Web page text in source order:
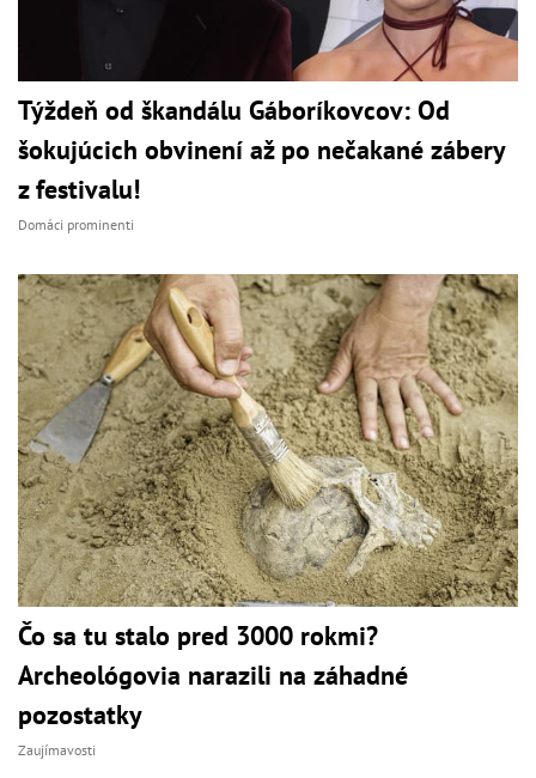
Týždeň od škandálu Gáboríkovcov: Od
šokujúcich obvinení až po nečakané zábery
z festivalu!
Domáci prominenti
Čo sa tu stalo pred 3000 rokmi?
Archeológovia narazili na záhadné
pozostatky
Zaujímavosti